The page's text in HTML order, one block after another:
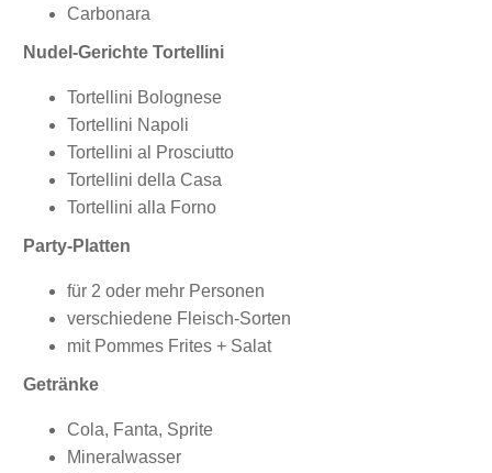
Carbonara
Nudel-Gerichte Tortellini
Tortellini Bolognese
Tortellini Napoli
Tortellini al Prosciutto
Tortellini della Casa
Tortellini alla Forno
Party-Platten
für 2 oder mehr Personen
verschiedene Fleisch-Sorten
mit Pommes Frites + Salat
Getränke
Cola, Fanta, Sprite
Mineralwasser